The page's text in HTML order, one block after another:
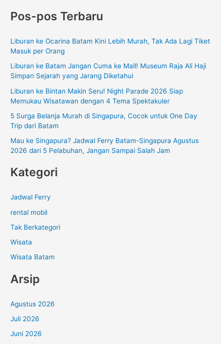
r
u
t
Pos-pos Terbaru
Liburan ke Ocarina Batam Kini Lebih Murah, Tak Ada Lagi Tiket
Masuk per Orang
Liburan ke Batam Jangan Cuma ke Mall! Museum Raja Ali Haji
Simpan Sejarah yang Jarang Diketahui
Liburan ke Bintan Makin Seru! Night Parade 2026 Siap
Memukau Wisatawan dengan 4 Tema Spektakuler
5 Surga Belanja Murah di Singapura, Cocok untuk One Day
Trip dari Batam
Mau ke Singapura? Jadwal Ferry Batam-Singapura Agustus
2026 dari 5 Pelabuhan, Jangan Sampai Salah Jam
Kategori
Jadwal Ferry
rental mobil
Tak Berkategori
Wisata
Wisata Batam
Arsip
Agustus 2026
Juli 2026
Juni 2026